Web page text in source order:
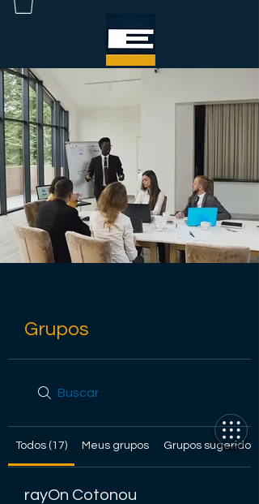
Grupos
Todos (17) Meus grupos Grupos sugeridos
rayOn Cotonou